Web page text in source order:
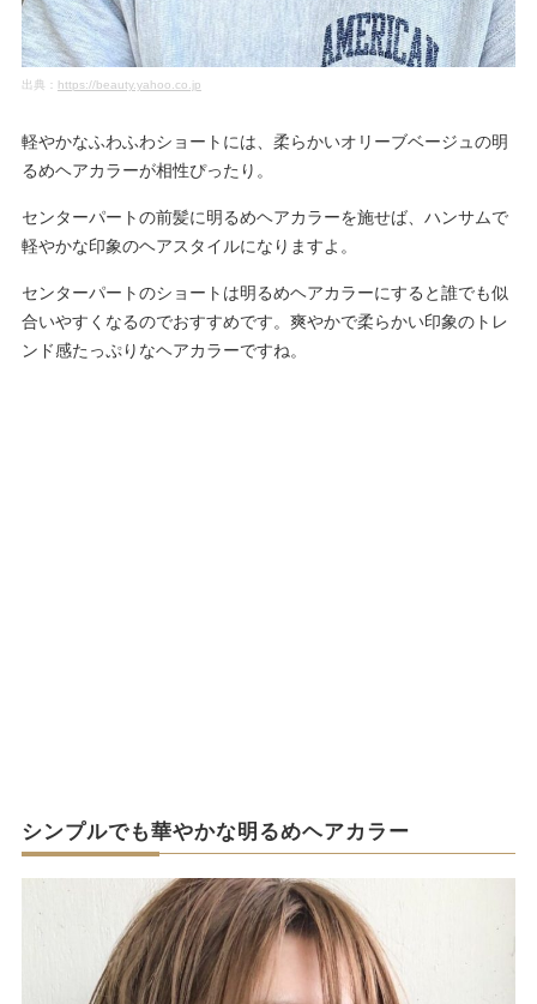
出典： https://beauty.yahoo.co.jp
軽やかなふわふわショートには、柔らかいオリーブベージュの明
るめヘアカラーが相性ぴったり。
センターパートの前髪に明るめヘアカラーを施せば、ハンサムで
軽やかな印象のヘアスタイルになりますよ。
センターパートのショートは明るめヘアカラーにすると誰でも似
合いやすくなるのでおすすめです。爽やかで柔らかい印象のトレ
ンド感たっぷりなヘアカラーですね。
シンプルでも華やかな明るめヘアカラー